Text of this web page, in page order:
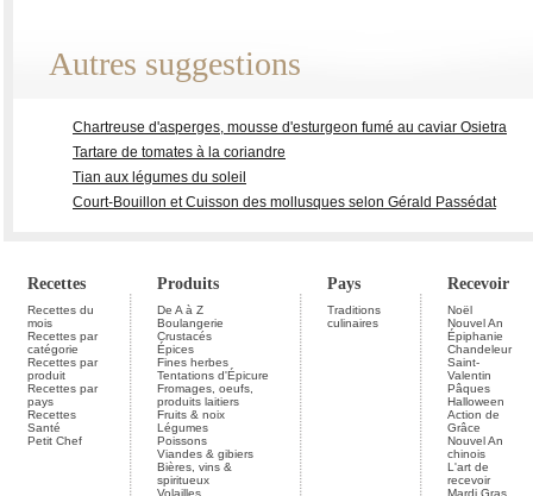
Autres suggestions
Chartreuse d'asperges, mousse d'esturgeon fumé au caviar Osietra
Tartare de tomates à la coriandre
Tian aux légumes du soleil
Court-Bouillon et Cuisson des mollusques selon Gérald Passédat
Recettes Produits Pays Recevoir
Recettes du
mois
Recettes par
catégorie
Recettes par
produit
Recettes par
pays
Recettes
Santé
Petit Chef
De A à Z
Boulangerie
Crustacés
Épices
Fines herbes
Tentations d'Épicure
Fromages, oeufs,
produits laitiers
Fruits & noix
Légumes
Poissons
Viandes & gibiers
Bières, vins &
spiritueux
Volailles
Traditions
culinaires
Noël
Nouvel An
Épiphanie
Chandeleur
Saint-
Valentin
Pâques
Halloween
Action de
Grâce
Nouvel An
chinois
L'art de
recevoir
Mardi Gras